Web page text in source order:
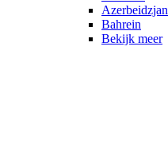
Azerbeidzjan
Bahrein
Bekijk meer